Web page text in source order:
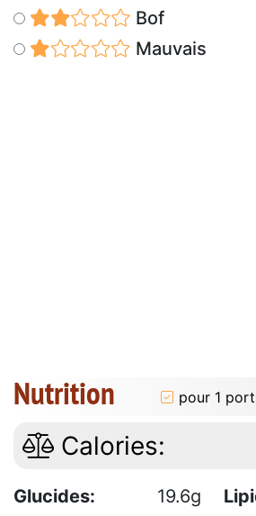
Bof
Mauvais
Nutrition pour 1
Calories:
Glucides: 19.6g